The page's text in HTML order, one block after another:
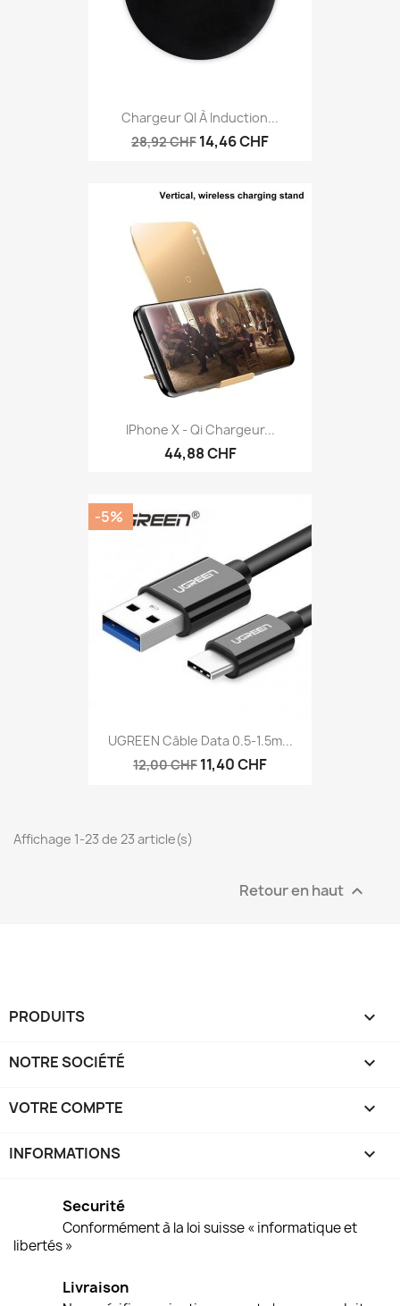
Chargeur QI À Induction...
28,92 CHF 14,46 CHF
IPhone X - Qi Chargeur...
44,88 CHF
UGREEN Câble Data 0.5-1.5m...
12,00 CHF 11,40 CHF
-5%
Affichage 1-23 de 23 article(s)
Retour en haut 
PRODUITS 
NOTRE SOCIÉTÉ 
VOTRE COMPTE 
INFORMATIONS keyboard_arrow_down
Securité
Conformément à la loi suisse « informatique et
libertés »
Livraison